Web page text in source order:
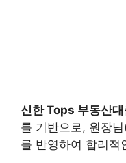
신한 Tops 부동산
를 기반으로, 원장
를 반영하여 합리적